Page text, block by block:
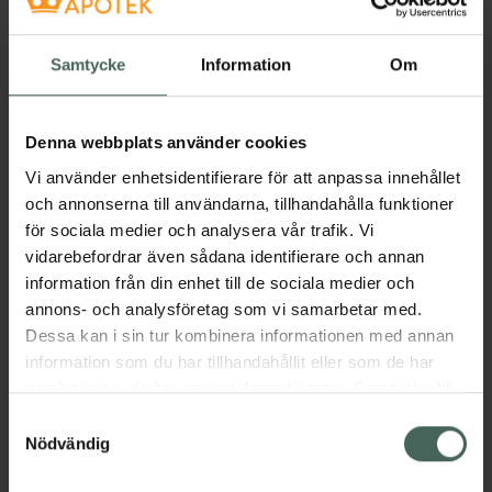
Samtycke Information Om
Denna webbplats använder cookies
Vi använder enhetsidentifierare för att anpassa innehållet
och annonserna till användarna, tillhandahålla funktioner
för sociala medier och analysera vår trafik. Vi
vidarebefordrar även sådana identifierare och annan
information från din enhet till de sociala medier och
annons- och analysföretag som vi samarbetar med.
Dessa kan i sin tur kombinera informationen med annan
information som du har tillhandahållit eller som de har
samlat in när du har använt deras tjänster. Samtycke till
återkalla ditt samtycke via webbplatsens
cookieinställningar. Ett återkallat samtycke påverkar inte
Nödvändig
glidmedel för en ännu skönare upplevelse. För
att bevara silikonets lena yta undvik att
Rengöring: Efter användning skölj av med
ljummet vatten och rengör därefter med mild
tvål och vatten, skaka av överflödigt vatten
och låt lufttorka. Klart! Lättare än så blir det
inte. Förvaring: Ta hand om dina sexleksaker
så håller de längre. Förvara i en dammfri, torr
och sval plats gärna i en tygpåse, undvik
plastpåse.
- Produkten har ett (1) års garantitid